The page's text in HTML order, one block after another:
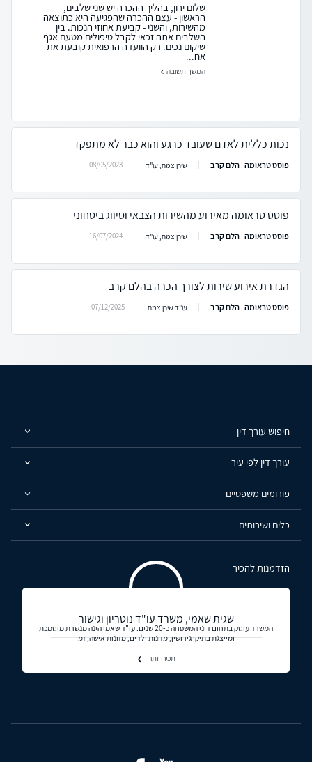
שלום ירון, בהליך ההכרה יש שני שלבים,
הראשון - עצם ההכרה שהפגיעה היא כתוצאה
מהשירות, והשני - קביעת אחוזי הנכות. בין
השלבים אתה זכאי לקבל טיפולים מטעם אגף
שיקום נכים. רק הוועדה הרפואית קובעת את
אח...
המשך תשובה
נכות כללית לאדם שעובד כרגע והוא כבר לא מתפקד
פוסט טראומה | הלם קרב שירן צמח, עו"ד 08/05/2023
פוסט טראומה מאירוע מהשירות הצבאי וסיווג ביטחוני
פוסט טראומה | הלם קרב שירן צמח, עו"ד 16/07/2024
הגדרת אירוע שירות לצורך הכרה בהלם קרב
פוסט טראומה | הלם קרב עו"ד שירן צמח 07/12/2025
חיפוש עורך דין
עורך דין לפי עיר
פורומים משפטיים
כלים ושירותים
הזדמנות להכיר
שגית שאמי, משרד עו"ד נוטריון וגישור
המשרד עוסק בתחום דיני המשפחה כ-20 שנים. עו"ד שאמי הינה מגשרת מוסמכת
ומייצגת בתיקי גירושין, מזונות ילדים, מזונות אישה, זמ
תכירו יותר